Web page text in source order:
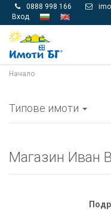
 0888 998 166 
Вход
Начало
Типове имоти
Магазин Иван